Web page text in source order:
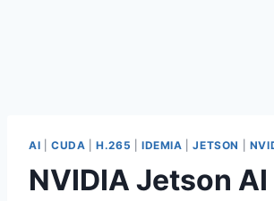
AI CUDA |H.265 IDEMIA |JETSON
NVIDIA Jetson AI